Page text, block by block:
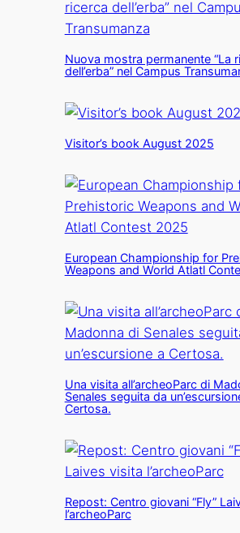
Nuova mostra permanente “La
dell’erba” nel Campus
Visitor’s book August 2025
European Championship for
Weapons and World Atlatl
Una visita all’archeoParc di
Senales seguita da
Certosa.
Repost: Centro giovani “Fly”
l’archeoParc